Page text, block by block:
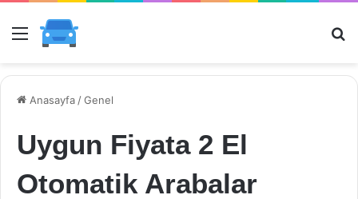
Menü
Anasayfa /Genel
Uygun Fiyata 2 El
Otomatik Arabalar